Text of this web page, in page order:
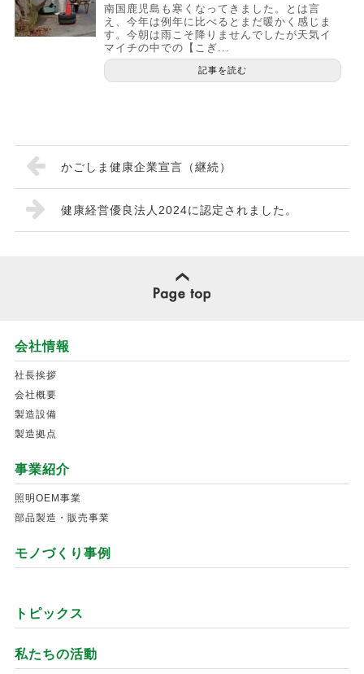
南国鹿児島も寒くなってきました。とは言
え、今年は例年に比べるとまだ暖かく感じま
す。今朝は雨こそ降りませんでしたが天気イ
マイチの中での【こぎ...
記事を読む
かごしま健康企業宣言（継続）
健康経営優良法人2024に認定されました。
会社情報
社長挨拶
会社概要
製造設備
製造拠点
事業紹介
照明OEM事業
部品製造・販売事業
モノづくり事例
トピックス
私たちの活動